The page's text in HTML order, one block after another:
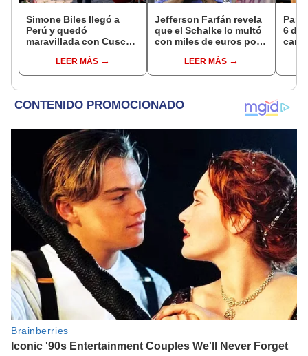
Simone Biles llegó a
Perú y quedó
maravillada con Cusco:
lo hermoso que es este
país"
LEER MÁS
Jefferson Farfán revela
que el Schalke lo multó
con miles de euros por
LEER MÁS
6 de